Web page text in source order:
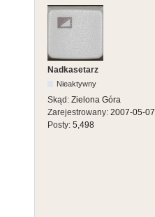
Nadkasetarz
Nieaktywny
Skąd: Zielona Góra
Zarejestrowany: 2007-05-07
Posty: 5,498